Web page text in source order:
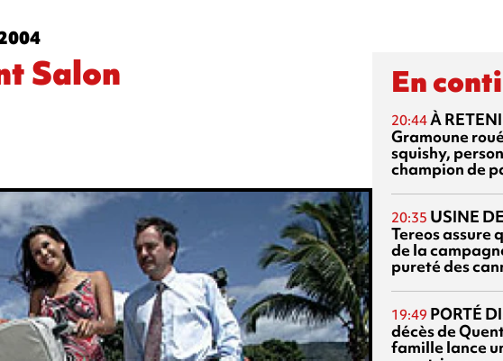
Salon En
20:44À
Gramoune
squishy,
champion de
20:35 USINE
Tereos assure
de la
pureté des
19:49 PORTÉ
décès de
famille lance